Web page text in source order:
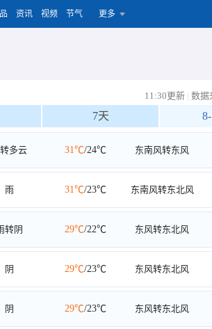
资讯 视频 节气 更多
11:30更新 | 数据
7天
多云 31℃/24℃ 东南风转东风
雨 31℃/23℃ 东南风转东北风
转阴 29℃/22℃ 东风转东北风
阴 29℃/23℃ 东风转东北风
阴 29℃/23℃ 东风转东北风